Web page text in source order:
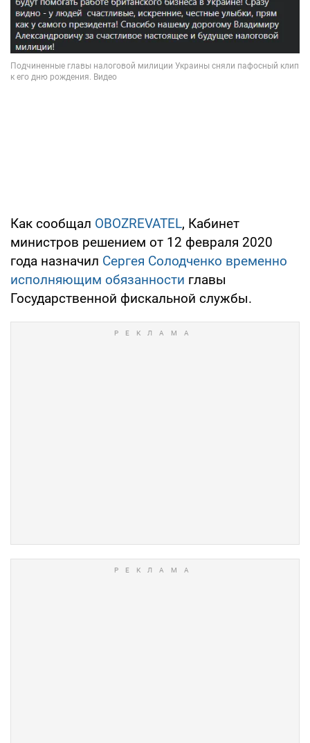
Как сообщал OBOZREVATEL, Кабинет
министров решением от 12 февраля 2020
года назначил Сергея Солодченко временно
исполняющим обязанности главы
Государственной фискальной службы.